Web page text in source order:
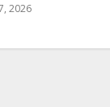
2026